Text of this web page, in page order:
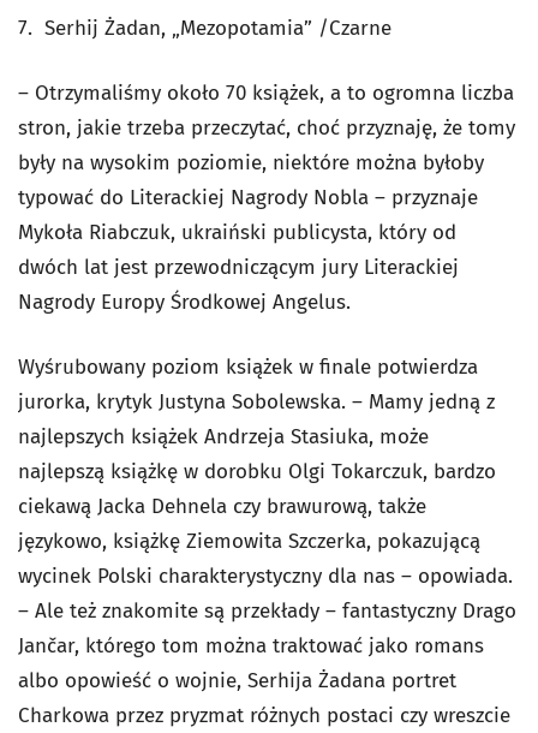
7. Serhij Żadan, „Mezopotamia” /Czarne
– Otrzymaliśmy około 70 książek, a to ogromna liczba
stron, jakie trzeba przeczytać, choć przyznaję, że tomy
były na wysokim poziomie, niektóre można byłoby
typować do Literackiej Nagrody Nobla – przyznaje
Mykoła Riabczuk, ukraiński publicysta, który od
dwóch lat jest przewodniczącym jury Literackiej
Nagrody Europy Środkowej Angelus.
Wyśrubowany poziom książek w finale potwierdza
jurorka, krytyk Justyna Sobolewska. – Mamy jedną z
najlepszych książek Andrzeja Stasiuka, może
najlepszą książkę w dorobku Olgi Tokarczuk, bardzo
ciekawą Jacka Dehnela czy brawurową, także
językowo, książkę Ziemowita Szczerka, pokazującą
wycinek Polski charakterystyczny dla nas – opowiada.
– Ale też znakomite są przekłady – fantastyczny Drago
Jančar, którego tom można traktować jako romans
albo opowieść o wojnie, Serhija Żadana portret
Charkowa przez pryzmat różnych postaci czy wreszcie